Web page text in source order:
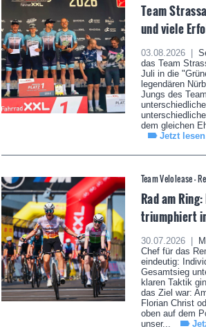
Team
und viele
03.08.2026 |
das Team
Juli in die
legendären
Jungs des
dem gleichen
Jetzt lesen
Team Velolease -
Rad am
triumphiert
30.07.2026 |
Chef für das
eindeutig:
Gesamtsieg
klaren Taktik
das Ziel war:
Florian Christ
oben auf dem
unser...